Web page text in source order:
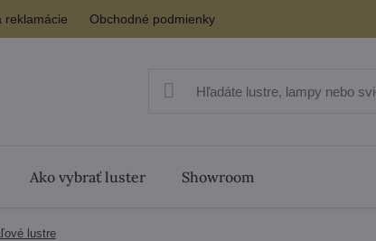
reklamácie Obchodné podmienky
Ako vybrať luster Showroom
lustre